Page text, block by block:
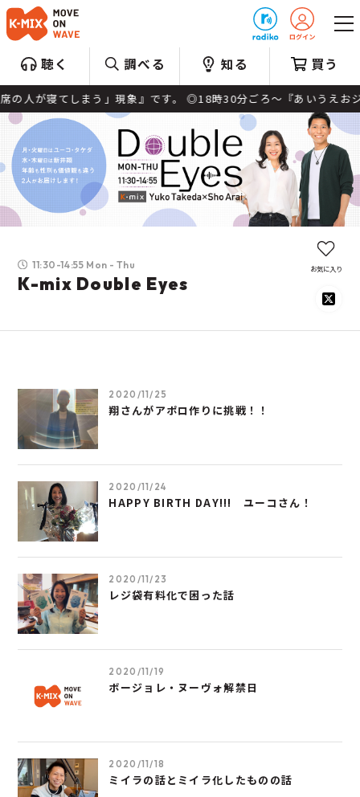
聴く 調べる 知る 買う
しまう」現象』です。 ◎18時30分ごろ～『あいうえおジ
11:30-14:55 Mon - Thu
K-mix Double Eyes
お気に入り
2020/11/25
翔さんがアポロ作りに挑戦！！
2020/11/24
HAPPY BIRTH DAY!!! ユーコさん！
2020/11/23
レジ袋有料化で困った話
2020/11/19
ボージョレ・ヌーヴォ解禁日
2020/11/18
ミイラの話とミイラ化したものの話